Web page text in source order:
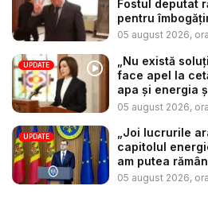
Fostul deputat
pentru
...
05 august 2026,
UPDATE
„Nu există
face apel la
apa și energia
05 august 2026,
UPDATE
„Joi lucrurile
capitolul
am putea
c...
05 august 2026,